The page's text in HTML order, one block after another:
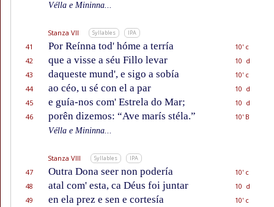
Vélla e Mininna...
Stanza VII Syllables IPA
41 Por Reínna tod' hóme a terría
10' c
42
que a visse a séu Fillo levar
10 d
43
daqueste mund', e sigo a sobía
10' c
44
ao céo, u sé con el a par
10 d
45
e guía-nos com' Estrela do Mar;
10 d
46
porên dizemos: “Ave marís stéla.”
10' B
Vélla e Mininna...
Stanza VIII Syllables IPA
47 Outra Dona seer non podería
10' c
48
atal com' esta, ca Déus foi juntar
10 d
49
en ela prez e sen e cortesía
10' c